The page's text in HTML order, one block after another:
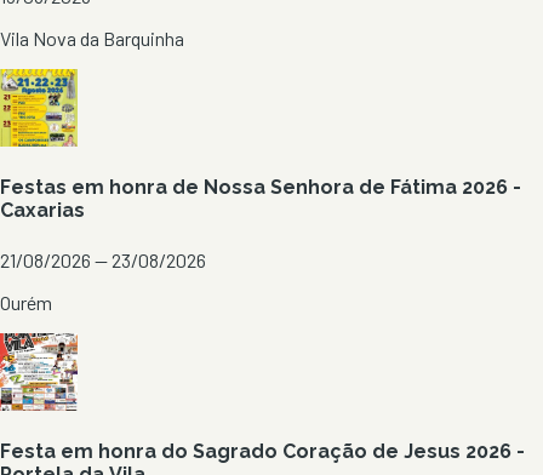
Vila Nova da Barquinha
Festas em honra de Nossa Senhora de Fátima 2026 -
Caxarias
21/08/2026 — 23/08/2026
Ourém
Festa em honra do Sagrado Coração de Jesus 2026 -